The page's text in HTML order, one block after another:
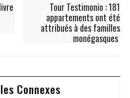
Tour Testimonio : 181
appartements ont été
attribués à des familles
monégasques
Connexes